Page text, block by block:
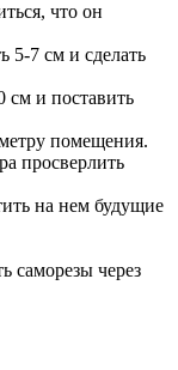
что он
5-7 см и сделать
см и поставить
помещения.
просверлить
на нем будущие
саморезы через